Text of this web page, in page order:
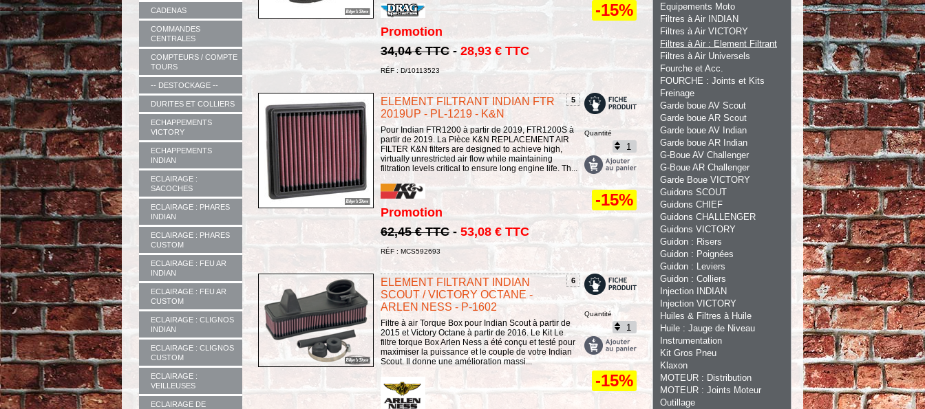
CADENAS
COMMANDES
CENTRALES
COMPTEURS / COMPTE
TOURS
-- DESTOCKAGE --
DURITES ET COLLIERS
ECHAPPEMENTS
VICTORY
ECHAPPEMENTS
INDIAN
ECLAIRAGE :
SACOCHES
ECLAIRAGE : PHARES
INDIAN
ECLAIRAGE : PHARES
CUSTOM
ECLAIRAGE : FEU AR
INDIAN
ECLAIRAGE : FEU AR
CUSTOM
ECLAIRAGE : CLIGNOS
INDIAN
ECLAIRAGE : CLIGNOS
CUSTOM
ECLAIRAGE :
VEILLEUSES
ECLAIRAGE DE
Promotion
34,04 € TTC - 28,93 € TTC
RÉF : D/10113523
-15%
5
ELEMENT FILTRANT INDIAN FTR
2019UP - PL-1219 - K&N
Pour Indian FTR1200 à partir de 2019, FTR1200S à
partir de 2019. La Pièce K&N REPLACEMENT AIR
FILTER K&N filters are designed to achieve high,
virtually unrestricted air flow while maintaining
filtration levels critical to ensure long engine life. Th...
Promotion
62,45 € TTC - 53,08 € TTC
RÉF : MCS592693
Quantité
-15%
6
ELEMENT FILTRANT INDIAN
SCOUT / VICTORY OCTANE -
ARLEN NESS - P-1602
Filtre à air Torque Box pour Indian Scout à partir de
2015 et Victory Octane à partir de 2016. Le Kit Le
filtre torque Box Arlen Ness a été conçu et testé pour
maximiser la puissance et le couple de votre Indian
Scout. Il donne une amélioration massi...
Quantité
-15%
Equipements Moto
Filtres à Air INDIAN
Filtres à Air VICTORY
Filtres à Air : Element Filtrant
Filtres à Air Universels
Fourche et Acc.
FOURCHE : Joints et Kits
Freinage
Garde boue AV Scout
Garde boue AR Scout
Garde boue AV Indian
Garde boue AR Indian
G-Boue AV Challenger
G-Boue AR Challenger
Garde Boue VICTORY
Guidons SCOUT
Guidons CHIEF
Guidons CHALLENGER
Guidons VICTORY
Guidon : Risers
Guidon : Poignées
Guidon : Leviers
Guidon : Colliers
Injection INDIAN
Injection VICTORY
Huiles & Filtres à Huile
Huile : Jauge de Niveau
Instrumentation
Kit Gros Pneu
Klaxon
MOTEUR : Distribution
MOTEUR : Joints Moteur
Outillage